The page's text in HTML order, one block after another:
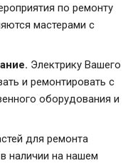
по ремонту
мастерами с
Электрику Вашего
и ремонтировать с
оборудования и
для ремонта
наличии на нашем